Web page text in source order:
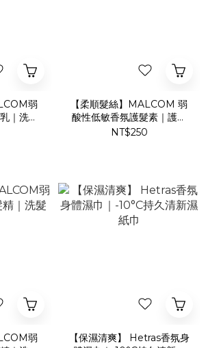
弱
｜洗手
【柔順髮絲】MALCOM 弱
酸性低敏香氛護髮素｜護髮
乳 潤髮
NT$250
弱
【保濕清爽】 Hetras香氛身